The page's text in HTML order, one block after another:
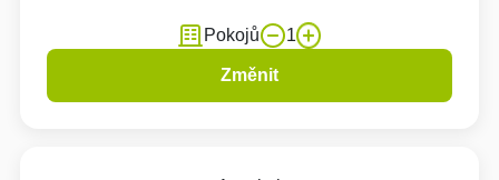
Pokojů 1
Změnit